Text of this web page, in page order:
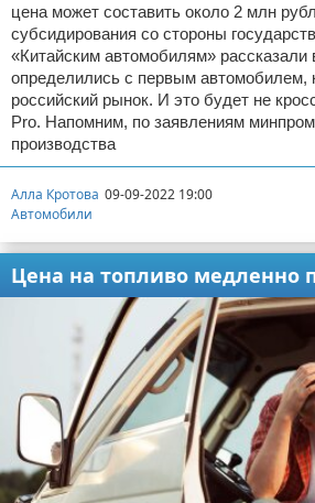
цена может составить около 2 млн
субсидирования со стороны
«Китайским автомобилям» рассказали
определились с первым автомобилем,
российский рынок. И это будет не
Pro. Напомним, по заявлениям
производства
Алла Кротова 09-09-2022 19:00
Автомобили
Цена на топливо медленно